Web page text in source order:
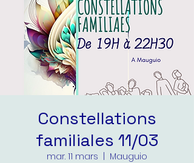
Constellations
familiales 11/03
mar. 11 mars
Mauguio